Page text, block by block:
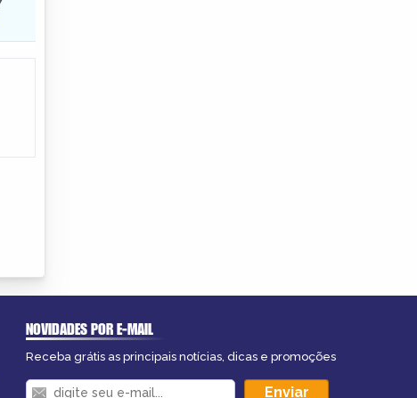
NOVIDADES POR E-MAIL
Receba grátis as principais notícias, dicas e promoções